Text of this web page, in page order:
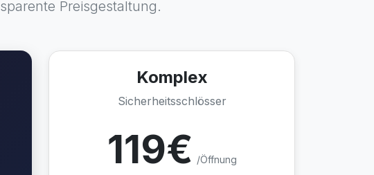
Preisgestaltung.
Komplex
Sicherheitsschlösser
119€ /Öffnung